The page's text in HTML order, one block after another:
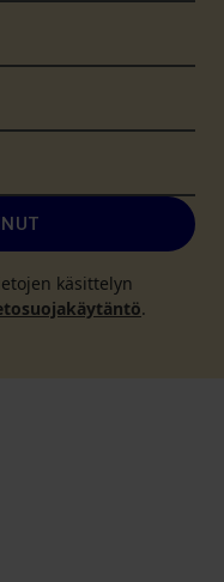
käsittelyn
.